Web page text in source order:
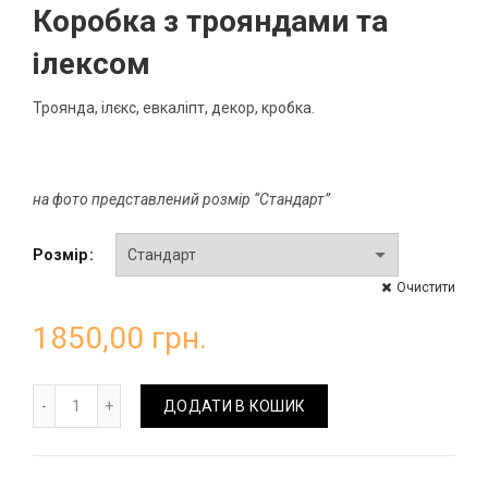
Коробка з трояндами та
ілексом
Троянда, ілєкс, евкаліпт, декор, кробка.
на фото представлений розмір “Стандарт”
Розмір
Очистити
1850,00 грн.
ДОДАТИ В КОШИК